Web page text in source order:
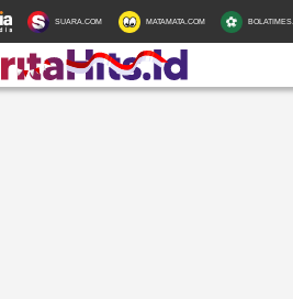
SUARA.COM MATAMATA.COM